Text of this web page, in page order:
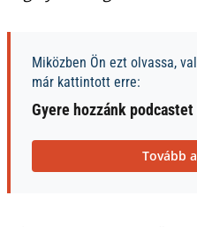
Miközben Ön ezt olvassa,
már kattintott erre:
Gyere hozzánk
Tovább